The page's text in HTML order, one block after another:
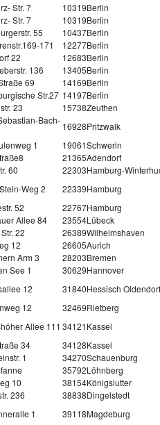
Str. 7 10319Berlin
Str. 7 10319Berlin
55 10437Berlin
171 12277Berlin
22 12683Berlin
136 13405Berlin
69 14169Berlin
Str.27 14197Berlin
23 15738Zeuthen
Bach-
16928Pritzwalk
1 19061Schwerin
21365Adendorf
60 22303Hamburg-
Weg 2 22339Hamburg
52 22767Hamburg
Allee 84 23554Lübeck
22 26389Wilhelmshaven
12 26605Aurich
Arm 3 28203Bremen
See 1 30629Hannover
12 31840Hessisch Oldendorf
12 32469Rietberg
Allee 111 34121Kassel
34 34128Kassel
1 34270Schauenburg
35792Löhnberg
10 38154Königslutter
236 38838Dingelstedt
1 39118Magdeburg